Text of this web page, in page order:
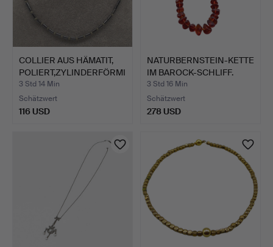
COLLIER AUS HÄMATIT,
POLIERT,ZYLINDERFÖRMI
…
3 Std 14 Min
Schätzwert
116 USD
NATURBERNSTEIN-KETTE
IM BAROCK-SCHLIFF.
3 Std 16 Min
Schätzwert
278 USD